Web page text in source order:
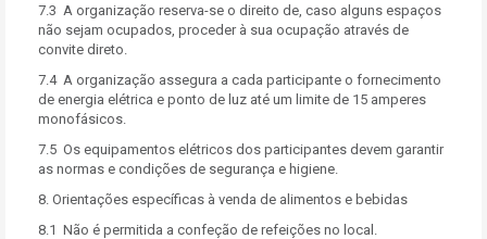
7.3 A organização reserva-se o direito de, caso alguns espaços
não sejam ocupados, proceder à sua ocupação através de
convite direto.
7.4 A organização assegura a cada participante o fornecimento
de energia elétrica e ponto de luz até um limite de 15 amperes
monofásicos.
7.5 Os equipamentos elétricos dos participantes devem garantir
as normas e condições de segurança e higiene.
8. Orientações específicas à venda de alimentos e bebidas
8.1 Não é permitida a confeção de refeições no local.